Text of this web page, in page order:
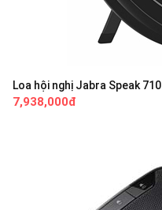
Loa hội nghị Jabra Speak 710
7,938,000đ